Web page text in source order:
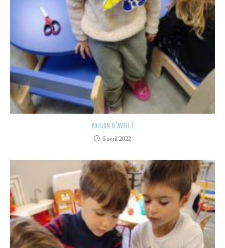
poisson d’avril ?
6 avril 2022